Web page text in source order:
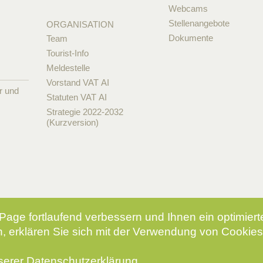
und
ORGANISATION
Team
Tourist-Info
Meldestelle
Vorstand VAT AI
Statuten VAT AI
Strategie 2022-2032
(Kurzversion)
Webcams
Stellenangebote
Dokumente
fortlaufend verbessern und Ihnen ein
erklären Sie sich mit der Verwendung von